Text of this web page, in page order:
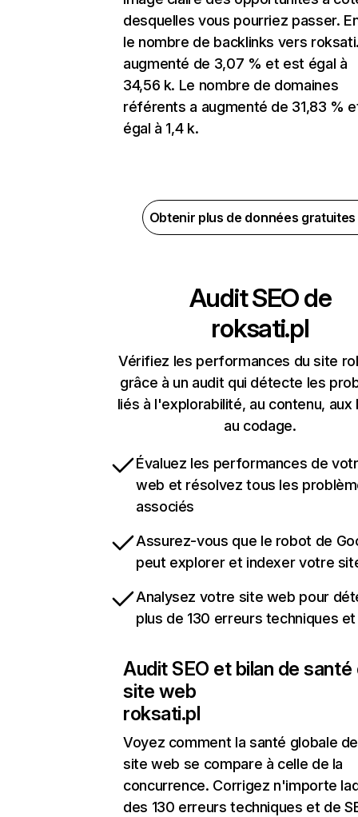
desquelles vous pourriez passer.
le nombre de backlinks vers
augmenté de 3,07 % et est égal à
34,56 k. Le nombre de domaines
référents a augmenté de 31,83 %
égal à 1,4 k.
Obtenir plus de données
Audit SEO de
roksati.pl
Vérifiez les performances du site
grâce à un audit qui détecte les
liés à l'explorabilité, au contenu, aux
au codage.
Évaluez les performances de
web et résolvez tous les
associés
Assurez-vous que le robot de
peut explorer et indexer votre
Analysez votre site web pour
plus de 130 erreurs techniques et
Audit SEO et bilan de santé
site web
roksati.pl
Voyez comment la santé globale
site web se compare à celle de la
concurrence. Corrigez n'importe
des 130 erreurs techniques et de